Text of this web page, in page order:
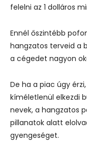
felelni az 1 dolláros
Ennél őszintébb
hangzatos terveid a
a cégedet nagyon
De ha a piac úgy
kíméletlenül elkezdi
nevek, a hangzatos
pillanatok alatt
gyengeséget.